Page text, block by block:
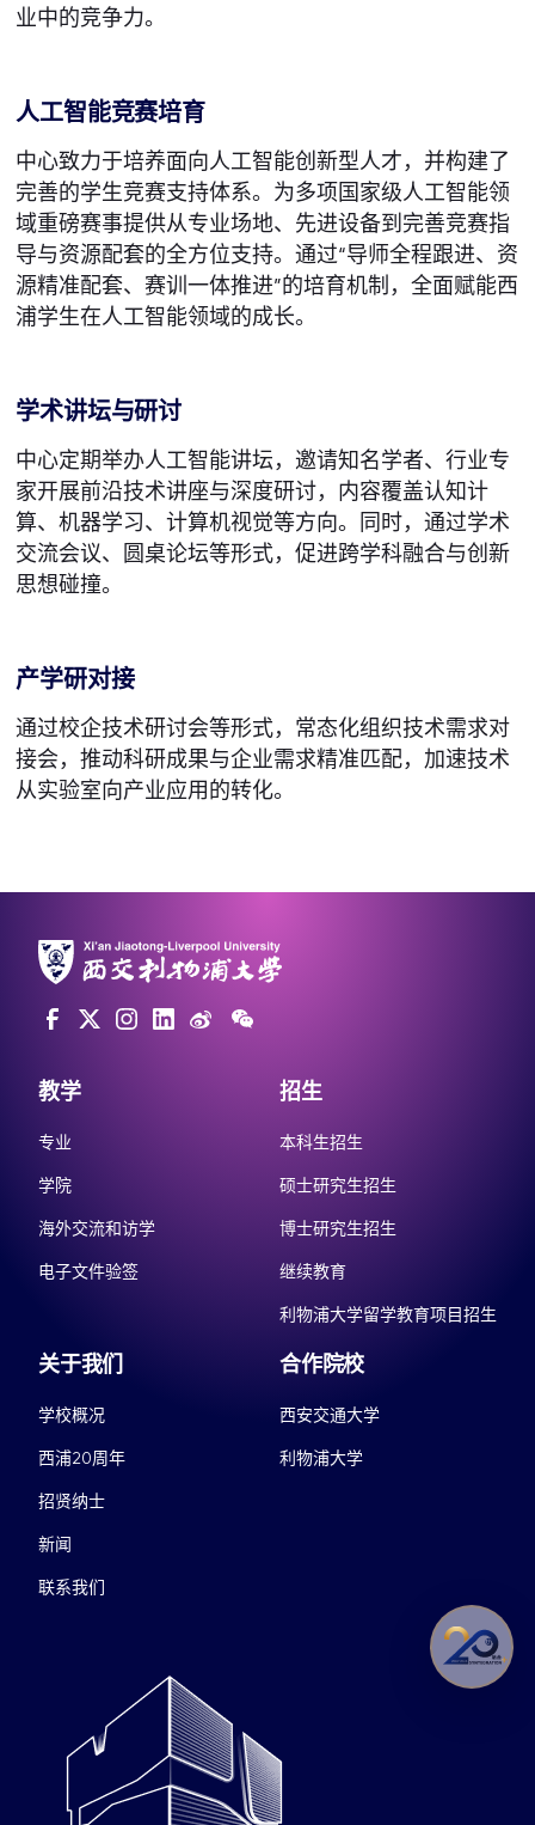
业中的竞争力。
人工智能竞赛培育
中心致力于培养面向人工智能创新型人才，并构建了
完善的学生竞赛支持体系。为多项国家级人工智能领
域重磅赛事提供从专业场地、先进设备到完善竞赛指
导与资源配套的全方位支持。通过“导师全程跟进、资
源精准配套、赛训一体推进”的培育机制，全面赋能西
浦学生在人工智能领域的成长。
学术讲坛与研讨
中心定期举办人工智能讲坛，邀请知名学者、行业专
家开展前沿技术讲座与深度研讨，内容覆盖认知计
算、机器学习、计算机视觉等方向。同时，通过学术
交流会议、圆桌论坛等形式，促进跨学科融合与创新
思想碰撞。
产学研对接
通过校企技术研讨会等形式，常态化组织技术需求对
接会，推动科研成果与企业需求精准匹配，加速技术
从实验室向产业应用的转化。
教学
专业
学院
海外交流和访学
电子文件验签
招生
本科生招生
硕士研究生招生
博士研究生招生
继续教育
利物浦大学留学教育项目招生
关于我们
学校概况
西浦20周年
招贤纳士
新闻
联系我们
合作院校
西安交通大学
利物浦大学